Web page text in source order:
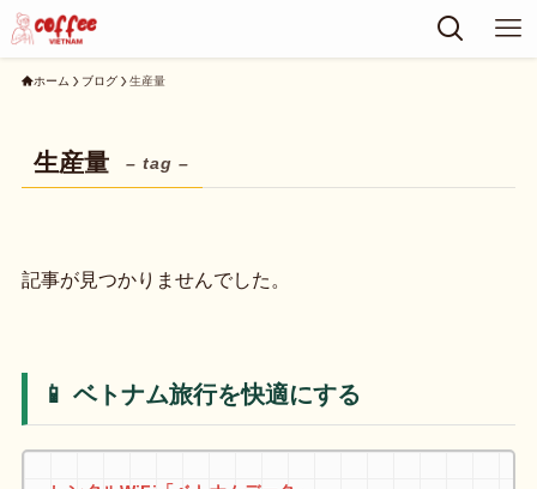
ホーム ブログ 生産量
生産量 – tag –
記事が見つかりませんでした。
📱 ベトナム旅行を快適にする